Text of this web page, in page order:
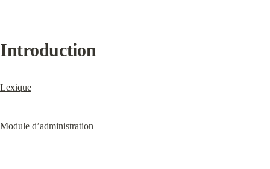
Introduction
Lexique
Module d’administration